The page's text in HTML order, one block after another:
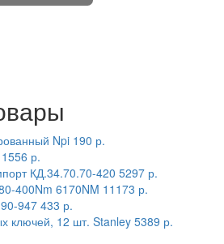
Npi 190 р.
1556 р.
КД.34.70.70-420 5297 р.
400Nm 6170NM 11173 р.
947 433 р.
ключей, 12 шт. Stanley 5389 р.